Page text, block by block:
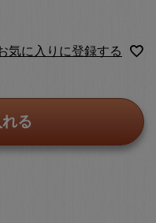
気に入りに登録する
る